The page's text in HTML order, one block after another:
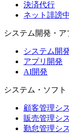
決済代行
ネット誹謗
システム開発・ア
システム開
アプリ開発
AI開発
システム・ソフト
顧客管理シ
販売管理シ
勤怠管理シ